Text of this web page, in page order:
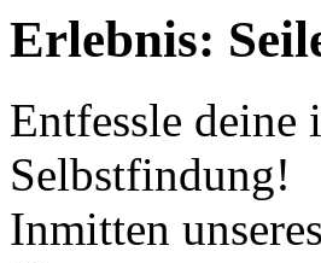
Erlebnis:
Entfessle deine
Selbstfindung!
Inmitten